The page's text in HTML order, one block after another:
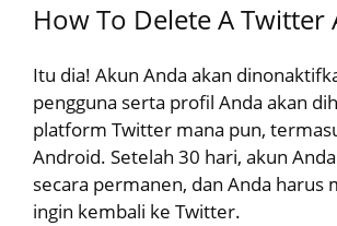
How To Delete A Twitter
Itu dia! Akun Anda akan
pengguna serta profil Anda akan
platform Twitter mana pun,
Android. Setelah 30 hari, akun
secara permanen, dan Anda harus
ingin kembali ke Twitter.